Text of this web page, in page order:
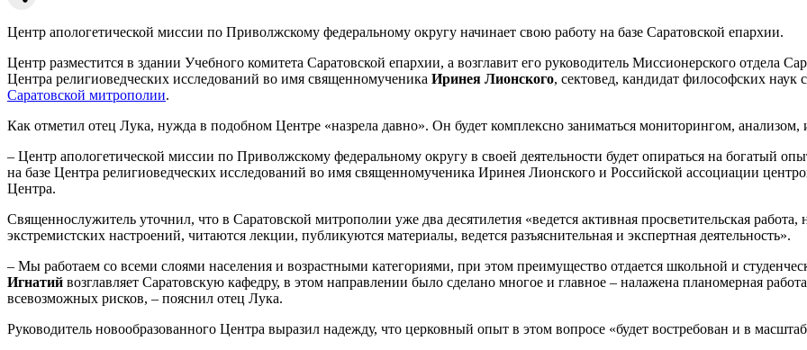
Центр апологетической миссии по Приволжскому федеральному округу начинает свою работу на базе Саратовской епархии.
Центр разместится в здании Учебного комитета Саратовской епархии, а возглавит его руководитель Миссионерского отдела
Центра религиоведческих исследований во имя священномученика Иринея Лионского, сектовед, кандидат философских наук
Саратовской митрополии.
Как отметил отец Лука, нужда в подобном Центре «назрела давно». Он будет комплексно заниматься мониторингом,
– Центр апологетической миссии по Приволжскому федеральному округу в своей деятельности будет опираться на богатый
на базе Центра религиоведческих исследований во имя священномученика Иринея Лионского и Российской ассоциации
Центра.
Священнослужитель уточнил, что в Саратовской митрополии уже два десятилетия «ведется активная просветительская
экстремистских настроений, читаются лекции, публикуются материалы, ведется разъяснительная и экспертная деятельность».
– Мы работаем со всеми слоями населения и возрастными категориями, при этом преимущество отдается школьной и
Игнатий возглавляет Саратовскую кафедру, в этом направлении было сделано многое и главное – налажена планомерная
всевозможных рисков, – пояснил отец Лука.
Руководитель новообразованного Центра выразил надежду, что церковный опыт в этом вопросе «будет востребован и в